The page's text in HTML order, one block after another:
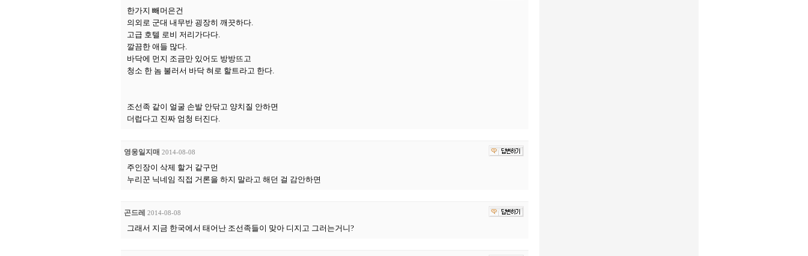
한가지 빼머은건
의외로 군대 내무반 굉장히 깨끗하다.
고급 호텔 로비 저리가다다.
깔끔한 애들 많다.
바닥에 먼지 조금만 있어도 방방뜨고
청소 한 놈 불러서 바닥 혀로 할트라고 한다.
조선족 같이 얼굴 손발 안닦고 양치질 안하면
더럽다고 진짜 엄청 터진다.
영웅일지매 2014-08-08
주인장이 삭제 할거 같구먼
누리꾼 닉네임 직접 거론을 하지 말라고 해던 걸 감안하면
곤드레 2014-08-08
그래서 지금 한국에서 태어난 조선족들이 맞아 디지고 그러는거니?